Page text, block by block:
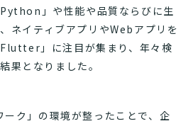
」や性能や品質ならびに生
ネイティブアプリやWebアプリを
」に注目が集まり、年々検
果となりました。
ク」の環境が整ったことで、企